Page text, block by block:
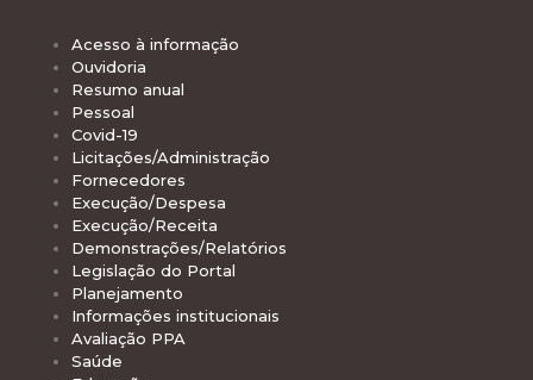
Acesso à informação
Ouvidoria
Resumo anual
Pessoal
Covid-19
Licitações/Administração
Fornecedores
Execução/Despesa
Execução/Receita
Demonstrações/Relatórios
Legislação do Portal
Planejamento
Informações institucionais
Avaliação PPA
Saúde